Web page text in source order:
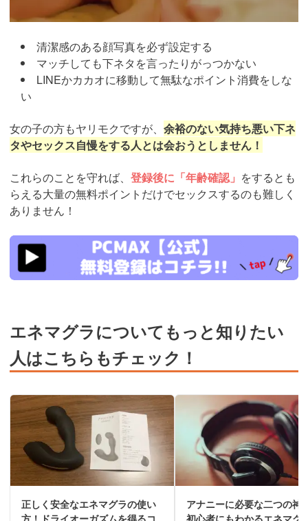
清潔感のある顔写真を必ず設定する
マッチしても下ネタを言ったりがっつかない
LINEかカカオに移動して無駄なポイント消費をしな
い
女の子の方もヤリモクですが、 余裕のない気持ち悪い下ネ
タやセックス自慢をする人とは会おうとしません！
これらのことを守れば、 登録後に「年齢確認」 をするとも
らえる大量の無料ポイントだけでセックスするのも難しく
ありません！
https://pcmax.jp/lp/?
ad_id=rm327007
エネマグラについてもっと知りたい
人はこちらもチェック！
正しく安全なエネマグラの使い
アナニーに必要な二つの神